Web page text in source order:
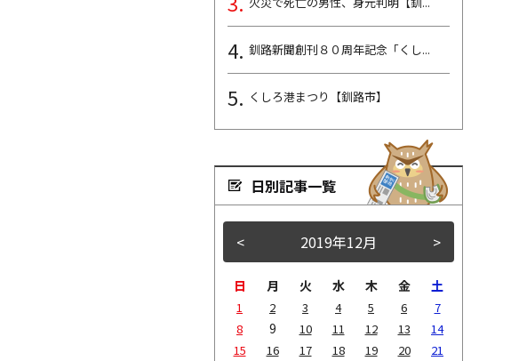
釧路新聞創刊８０周年記念「くし...
くしろ港まつり【釧路市】
日別記事一覧
< >
2019年12月
日 月 火 水 木 金 土
1 2 3 4 5 6
7
8
9 10 11 12 13
14
15
16 17 18 19 20
21